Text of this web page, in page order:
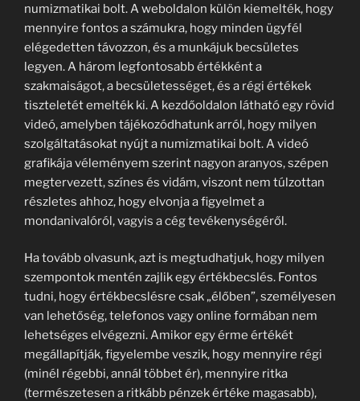
numizmatikai bolt. A weboldalon külön kiemelték, hogy
mennyire fontos a számukra, hogy minden ügyfél
elégedetten távozzon, és a munkájuk becsületes
legyen. A három legfontosabb értékként a
szakmaiságot, a becsületességet, és a régi értékek
tiszteletét emelték ki. A kezdőoldalon látható egy rövid
videó, amelyben tájékozódhatunk arról, hogy milyen
szolgáltatásokat nyújt a numizmatikai bolt. A videó
grafikája véleményem szerint nagyon aranyos, szépen
megtervezett, színes és vidám, viszont nem túlzottan
részletes ahhoz, hogy elvonja a figyelmet a
mondanivalóról, vagyis a cég tevékenységéről.
Ha tovább olvasunk, azt is megtudhatjuk, hogy milyen
szempontok mentén zajlik egy értékbecslés. Fontos
tudni, hogy értékbecslésre csak „élőben”, személyesen
van lehetőség, telefonos vagy online formában nem
lehetséges elvégezni. Amikor egy érme értékét
megállapítják, figyelembe veszik, hogy mennyire régi
(minél régebbi, annál többet ér), mennyire ritka
(természetesen a ritkább pénzek értéke magasabb),